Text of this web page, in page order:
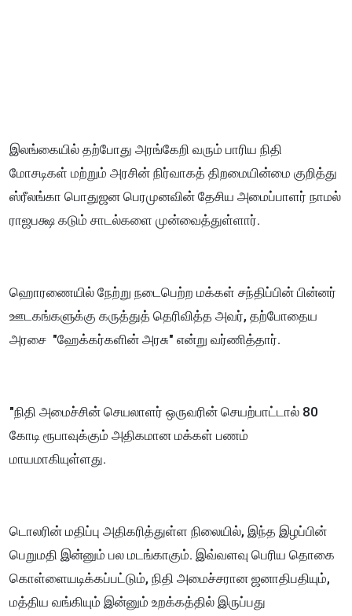
இலங்கையில் தற்போது அரங்கேறி வரும் பாரிய நிதி
மோசடிகள் மற்றும் அரசின் நிர்வாகத் திறமையின்மை குறித்து
ஸ்ரீலங்கா பொதுஜன பெரமுனவின் தேசிய அமைப்பாளர் நாமல்
ராஜபக்ஷ கடும் சாடல்களை முன்வைத்துள்ளார்.
ஹொரணையில் நேற்று நடைபெற்ற மக்கள் சந்திப்பின் பின்னர்
ஊடகங்களுக்கு கருத்துத் தெரிவித்த அவர், தற்போதைய
அரசை "ஹேக்கர்களின் அரசு" என்று வர்ணித்தார்.
"நிதி அமைச்சின் செயலாளர் ஒருவரின் செயற்பாட்டால் 80
கோடி ரூபாவுக்கும் அதிகமான மக்கள் பணம்
மாயமாகியுள்ளது.
டொலரின் மதிப்பு அதிகரித்துள்ள நிலையில், இந்த இழப்பின்
பெறுமதி இன்னும் பல மடங்காகும். இவ்வளவு பெரிய தொகை
கொள்ளையடிக்கப்பட்டும், நிதி அமைச்சரான ஜனாதிபதியும்,
மத்திய வங்கியும் இன்னும் உறக்கத்தில் இருப்பது